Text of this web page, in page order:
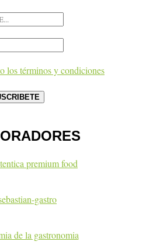
los términos y condiciones